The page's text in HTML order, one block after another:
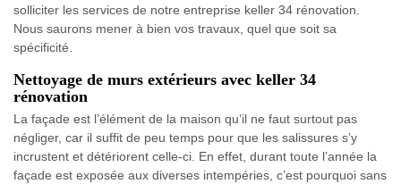
solliciter les services de notre entreprise keller 34 rénovation.
Nous saurons mener à bien vos travaux, quel que soit sa
spécificité.
Nettoyage de murs extérieurs avec keller 34
rénovation
La façade est l’élément de la maison qu’il ne faut surtout pas
négliger, car il suffit de peu temps pour que les salissures s’y
incrustent et détériorent celle-ci. En effet, durant toute l’année la
façade est exposée aux diverses intempéries, c’est pourquoi sans